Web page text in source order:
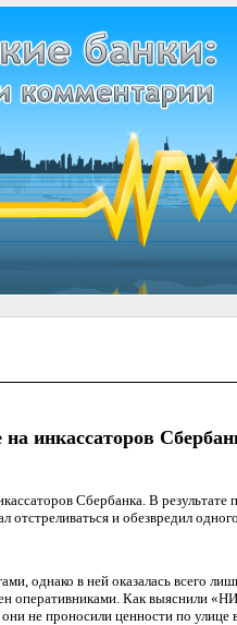
инкассаторов
Сбербанка. В результате
и обезвредил
однако в ней оказалась всего
оперативниками. Как выяснили
не проносили ценности по улице